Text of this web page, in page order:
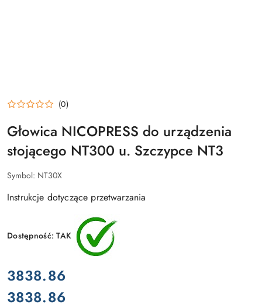
(0)
Głowica NICOPRESS do urządzenia
stojącego NT300 u. Szczypce NT3
Symbol: NT30X
Instrukcje dotyczące przetwarzania
Dostępność:TAK
cena:
3838.86
Cena:
3838.86